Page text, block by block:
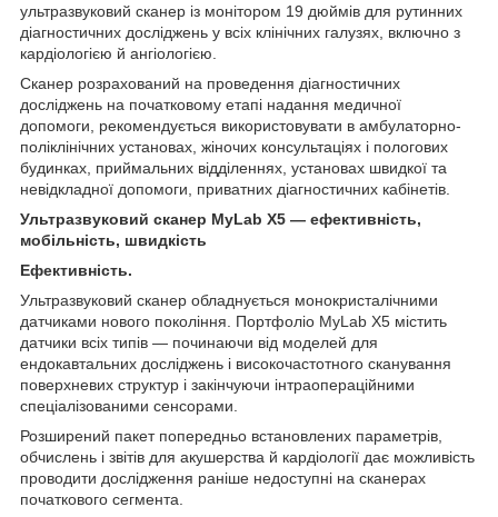
ультразвуковий сканер із монітором 19 дюймів для рутинних
діагностичних досліджень у всіх клінічних галузях, включно з
кардіологією й ангіологією.
Сканер розрахований на проведення діагностичних
досліджень на початковому етапі надання медичної
допомоги, рекомендується використовувати в амбулаторно-
поліклінічних установах, жіночих консультаціях і пологових
будинках, приймальних відділеннях, установах швидкої та
невідкладної допомоги, приватних діагностичних кабінетів.
Ультразвуковий сканер MyLab X5 — ефективність,
мобільність, швидкість
Ефективність.
Ультразвуковий сканер обладнується монокристалічними
датчиками нового покоління. Портфоліо MyLab X5 містить
датчики всіх типів — починаючи від моделей для
ендокавтальних досліджень і високочастотного сканування
поверхневих структур і закінчуючи інтраопераційними
спеціалізованими сенсорами.
Розширений пакет попередньо встановлених параметрів,
обчислень і звітів для акушерства й кардіології дає можливість
проводити дослідження раніше недоступні на сканерах
початкового сегмента.